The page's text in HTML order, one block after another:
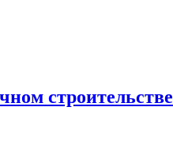
строительстве